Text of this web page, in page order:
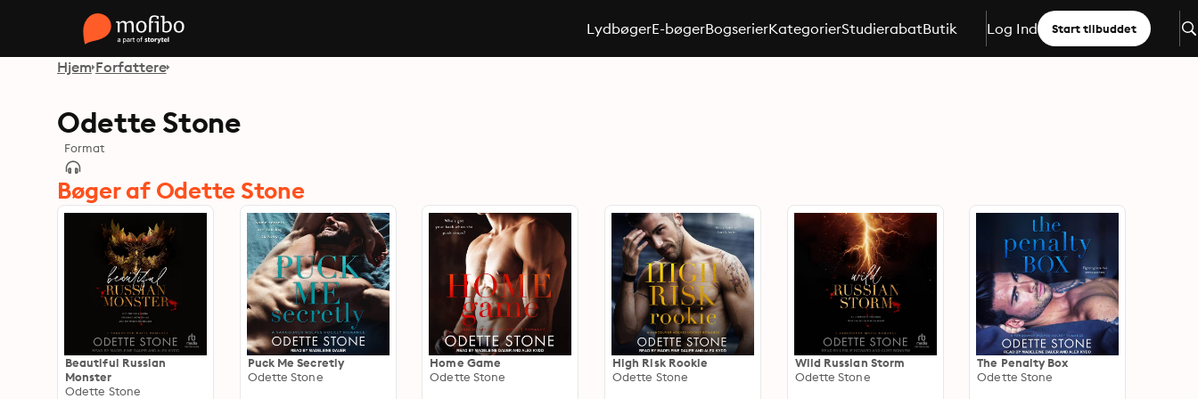
LydbøgerE-bøgerBogserierKategorierStudierabatButik Log Ind Start tilbuddet
Hjem Forfattere
Odette Stone
Format
Bøger af Odette Stone
Beautiful Russian
Monster
Odette Stone
Puck Me Secretly
Odette Stone
Home Game
Odette Stone
High Risk Rookie
Odette Stone
Wild Russian Storm
Odette Stone
The Penalty Box
Odette Stone